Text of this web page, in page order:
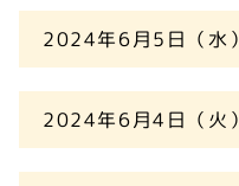
2024年6月5日（水）
2024年6月4日（火）